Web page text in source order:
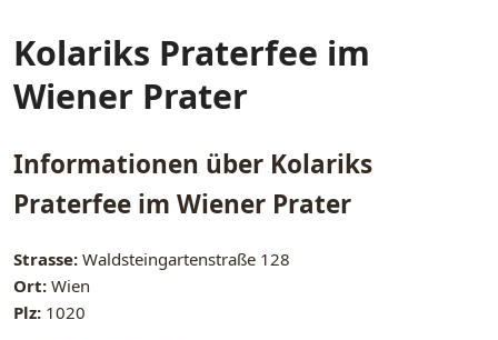
Kolariks Praterfee im
Wiener Prater
Informationen über Kolariks
Praterfee im Wiener Prater
Strasse: Waldsteingartenstraße 128
Ort: Wien
Plz: 1020